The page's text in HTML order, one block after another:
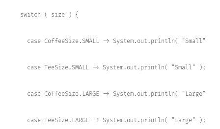
switch ( size ) {
case CoffeeSize.SMALL -> System.out.println( "Small" );
case TeeSize.SMALL -> System.out.println( "Small" );
case CoffeeSize.LARGE -> System.out.println( "Large" );
case TeeSize.LARGE -> System.out.println( "Large" );